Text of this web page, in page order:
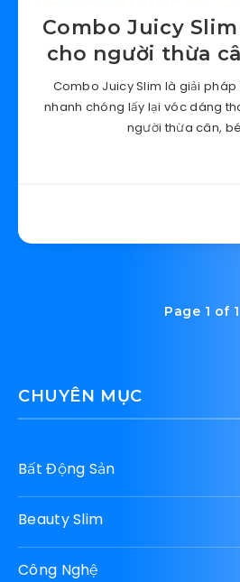
Combo Juicy
cho người thừa
Combo Juicy Slim là giải
nhanh chóng lấy lại vóc dáng
người thừa cân,
Page 1 of 1
CHUYÊN MỤC
Bất Động Sản
Beauty Slim
Công Nghệ